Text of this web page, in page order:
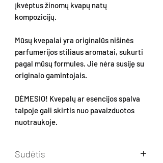
įkvėptus žinomų kvapų natų
kompozicijų.
Mūsų kvepalai yra originalūs nišinės
parfumerijos stiliaus aromatai, sukurti
pagal mūsų formules. Jie nėra susiję su
originalo gamintojais.
DĖMESIO! Kvepalų ar esencijos spalva
talpoje gali skirtis nuo pavaizduotos
nuotraukoje.
Sudėtis